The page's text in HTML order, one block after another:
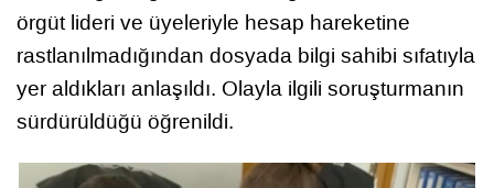
örgüt lideri ve üyeleriyle hesap hareketine
rastlanılmadığından dosyada bilgi sahibi sıfatıyla
yer aldıkları anlaşıldı. Olayla ilgili soruşturmanın
sürdürüldüğü öğrenildi.